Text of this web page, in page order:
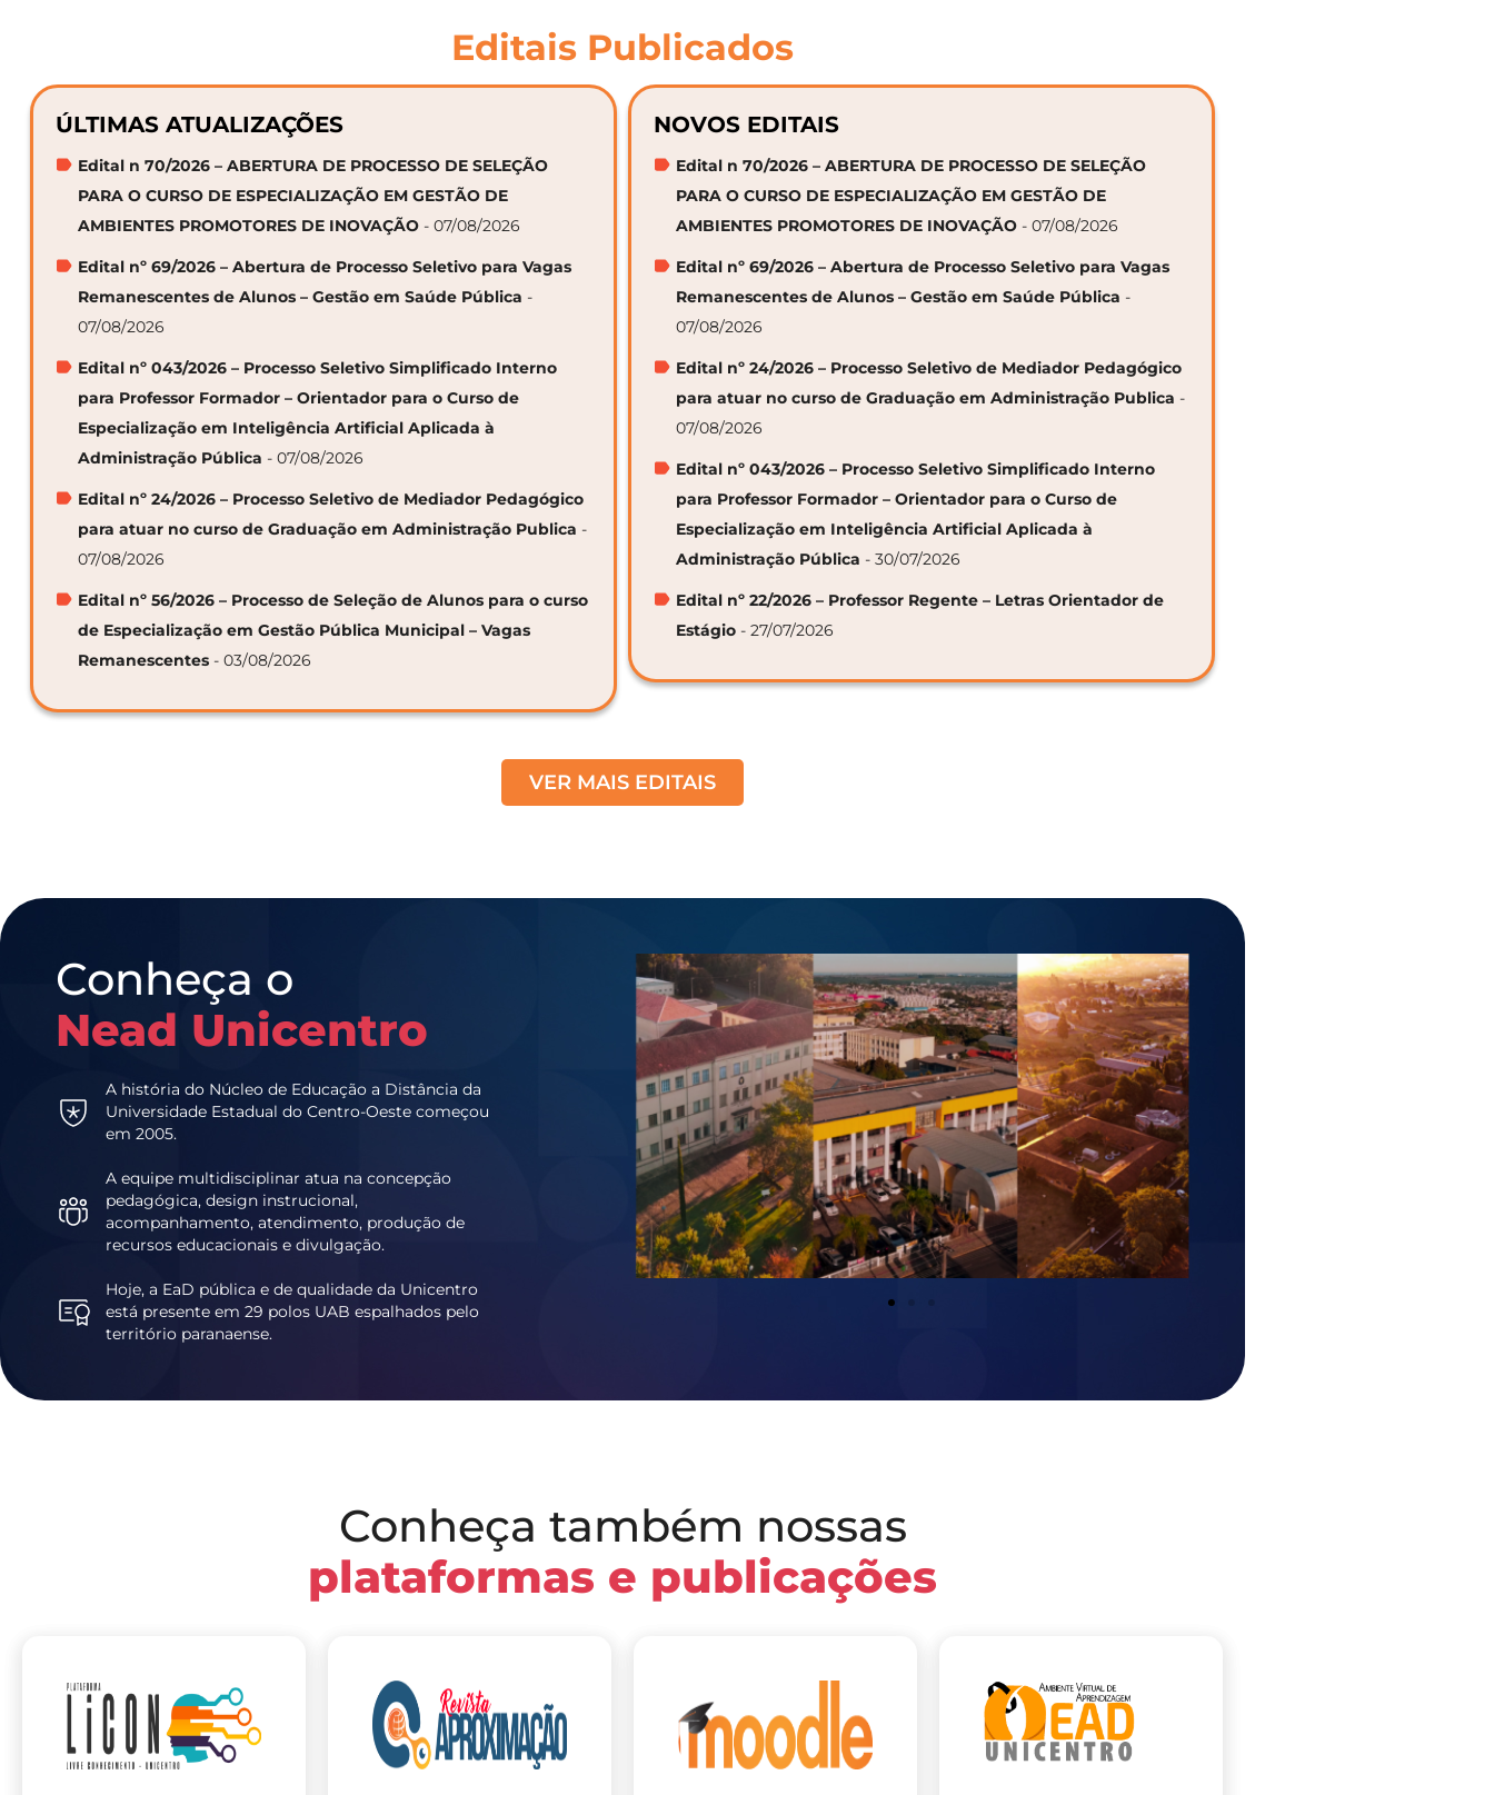
Editais Publicados
ÚLTIMAS ATUALIZAÇÕES
Edital n 70/2026 – ABERTURA DE PROCESSO DE SELEÇÃO
PARA O CURSO DE ESPECIALIZAÇÃO EM GESTÃO DE
AMBIENTES PROMOTORES DE INOVAÇÃO - 07/08/2026
Edital nº 69/2026 – Abertura de Processo Seletivo para Vagas
Remanescentes de Alunos – Gestão em Saúde Pública -
07/08/2026
Edital nº 043/2026 – Processo Seletivo Simplificado Interno
para Professor Formador – Orientador para o Curso de
Especialização em Inteligência Artificial Aplicada à
Administração Pública - 07/08/2026
Edital nº 24/2026 – Processo Seletivo de Mediador Pedagógico
para atuar no curso de Graduação em Administração Publica -
07/08/2026
Edital nº 56/2026 – Processo de Seleção de Alunos para o curso
de Especialização em Gestão Pública Municipal – Vagas
Remanescentes - 03/08/2026
NOVOS EDITAIS
Edital n 70/2026 – ABERTURA DE PROCESSO DE SELEÇÃO
PARA O CURSO DE ESPECIALIZAÇÃO EM GESTÃO DE
AMBIENTES PROMOTORES DE INOVAÇÃO - 07/08/2026
Edital nº 69/2026 – Abertura de Processo Seletivo para Vagas
Remanescentes de Alunos – Gestão em Saúde Pública -
07/08/2026
Edital nº 24/2026 – Processo Seletivo de Mediador Pedagógico
para atuar no curso de Graduação em Administração Publica -
07/08/2026
Edital nº 043/2026 – Processo Seletivo Simplificado Interno
para Professor Formador – Orientador para o Curso de
Especialização em Inteligência Artificial Aplicada à
Administração Pública - 30/07/2026
Edital nº 22/2026 – Professor Regente – Letras Orientador de
Estágio - 27/07/2026
VER MAIS EDITAIS
Conheça o
Nead Unicentro
A história do Núcleo de Educação a Distância da
Universidade Estadual do Centro-Oeste começou
em 2005.
A equipe multidisciplinar atua na concepção
pedagógica, design instrucional,
acompanhamento, atendimento, produção de
recursos educacionais e divulgação.
Hoje, a EaD pública e de qualidade da Unicentro
está presente em 29 polos UAB espalhados pelo
território paranaense.
Conheça também nossas
plataformas e publicações